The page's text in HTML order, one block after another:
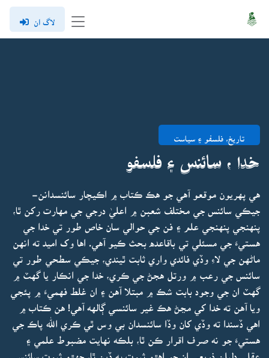
لاگ ان
تاريخ، فلسفو ۽ سياست
خدا ، سائنس ۽ فلسفو
هي پهريون موقعو آهي جو هڪ ڪتاب ۾ اڪيچار سائنسدانن-
جيڪي سائنس جي مختلف شعبن ۾ اعليٰ درجي جي مهارت رکن ٿا،
پنهنجي پنهنجي علم ۽ فن جي حوالي سان خاص طور تي خدا جي
هستيءَ جي مسئلي تي باقاعده بحث ڪيو آهي. اها وک اميد ته انهن
ماڻهن جي لاءِ وڏي فائدي واري ثابت ٿيندي، جيڪي سطحي طور تي
سائنس جي رعب ۾ ورتل هجڻ جي ڪري، خدا جي انڪار يا گهٽ ۾
گهٽ ان جي وجود بابت شڪ ۾ مبتلا آهن ۽ ان غلط فهميءَ ۾ پئجي
ويا آهن ته خدا کي مڃڻ هڪ غير سائنسي ڳالهه آهي! هن ڪتاب ۾
اهي ڏسندا ته وڏي کان وڏا سائنسدان بي وس ٿي ڪري الله پاڪ جي
هستيءَ جو نه صرف اقرار ڪن ٿا، بلڪه نهايت مضبوط علمي ۽
عقلي دليلن ذريعي ان جو اهڙو ثبوت به ڏين ٿا، جهڙو ثبوت سائنس